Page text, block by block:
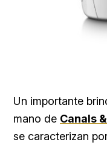
Un importante
mano de Canals
se caracterizan